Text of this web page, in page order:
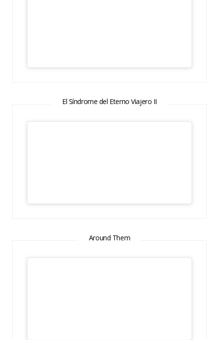
El Síndrome del Eterno Viajero II
Around Them